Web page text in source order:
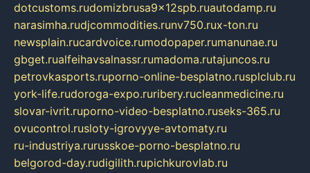
dotcustoms.rudomizbrusa9x12spb.ruautodamp.ru
narasimha.rudjcommodities.runv750.rux-ton.ru
newsplain.rucardvoice.rumodopaper.rumanunae.ru
gbget.rualfeihavsalnassr.rumadoma.rutajuncos.ru
petrovkasports.ruporno-online-besplatno.rusplclub.ru
york-life.rudoroga-expo.ruribery.rucleanmedicine.ru
slovar-ivrit.ruporno-video-besplatno.ruseks-365.ru
ovucontrol.rusloty-igrovyye-avtomaty.ru
ru-industriya.rurusskoe-porno-besplatno.ru
belgorod-day.rudigilith.rupichkurovlab.ru